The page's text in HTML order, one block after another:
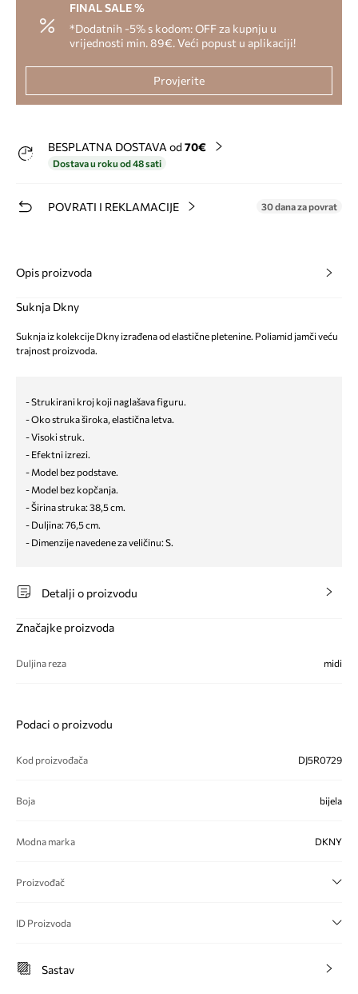
FINAL SALE %
*Dodatnih -5% s kodom: OFF za kupnju u
vrijednosti min. 89€. Veći popust u aplikaciji!
Provjerite
BESPLATNA DOSTAVA od 70€
Dostava u roku od 48 sati
POVRATI I REKLAMACIJE 30 dana za povrat
Opis proizvoda
Suknja Dkny
Suknja iz kolekcije Dkny izrađena od elastične pletenine. Poliamid jamči veću
trajnost proizvoda.
- Strukirani kroj koji naglašava figuru.
- Oko struka široka, elastična letva.
- Visoki struk.
- Efektni izrezi.
- Model bez podstave.
- Model bez kopčanja.
- Širina struka: 38,5 cm.
- Duljina: 76,5 cm.
- Dimenzije navedene za veličinu: S.
Detalji o proizvodu
Značajke proizvoda
Duljina reza midi
Podaci o proizvodu
Kod proizvođača DJ5R0729
Boja bijela
Modna marka DKNY
Proizvođač
ID Proizvoda
Sastav